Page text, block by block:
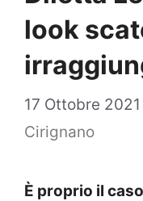
look
17 Ottobre 2021
Cirignano
È proprio il